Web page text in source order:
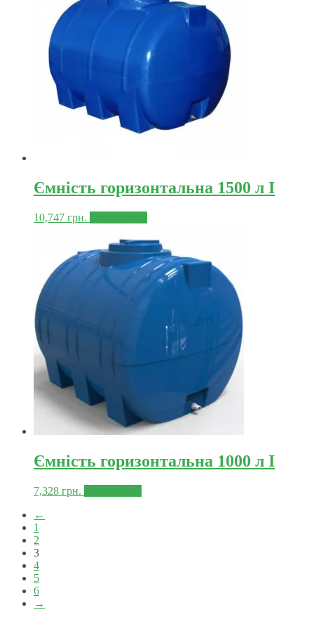
Ємність горизонтальна 1500 л I
10,747 грн.
Ємність горизонтальна 1000 л I
7,328 грн.
←
1
2
3
4
5
6
→